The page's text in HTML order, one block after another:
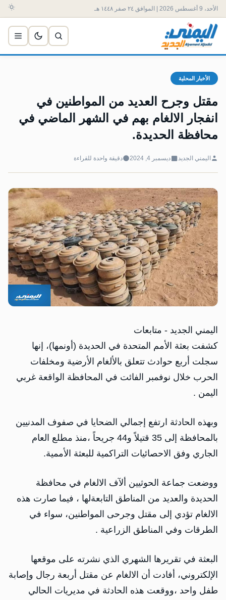
الأحد، 9 أغسطس 2026 | الموافق ٢٤ صفر ١٤٤٨ هـ
الأخبار المحلية
مقتل وجرح العديد من المواطنين في
انفجار الالغام بهم في الشهر الماضي في
محافظة الحديدة.
اليمني الجديد ديسمبر 4, 2024 دقيقة واحدة للقراءة
اليمني الجديد - متابعات
كشفت بعثة الأمم المتحدة في الحديدة (أونمها)، إنها
سجلت أربع حوادث تتعلق بالألغام الأرضية ومخلفات
الحرب خلال نوفمبر الفائت في المحافظة الواقعة غربي
اليمن .
وبهذه الحادثة ارتفع إجمالي الضحايا في صفوف المدنيين
بالمحافظة إلى 35 قتيلاً و44 جريحاً ،منذ مطلع العام
الجاري وفق الاحصائيات التراكمية للبعثة الأممية.
ووضعت جماعة الحوثيين ألآف الالغام في محافظة
الحديدة والعديد من المناطق التابعةلها ، فيما صارت هذه
الالغام تؤدي إلى مقتل وجرحى المواطنين، سواء في
الطرقات وفي المناطق الزراعية .
البعثة في تقريرها الشهري الذي نشرته على موقعها
الإلكتروني، أفادت أن الالغام عن مقتل أربعة رجال وإصابة
طفل واحد ،ووقعت هذه الحادثة في مديريات الحالي